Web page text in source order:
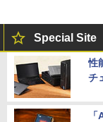
Special Site
性
チ